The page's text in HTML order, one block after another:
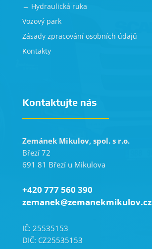
→ Hydraulická ruka
Vozový park
Zásady zpracování osobních údajů
Kontakty
Kontaktujte nás
Zemánek Mikulov, spol. s r.o.
Březí 72
691 81 Březí u Mikulova
+420 777 560 390
zemanek@zemanekmikulov.cz
IČ: 25535153
DIČ: CZ25535153